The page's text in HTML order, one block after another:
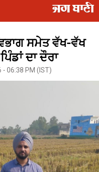
ਸਮੇਤ ਵੱਖ-ਵੱਖ
ਦਾ ਦੌਰਾ
- 06:38 PM (IST)